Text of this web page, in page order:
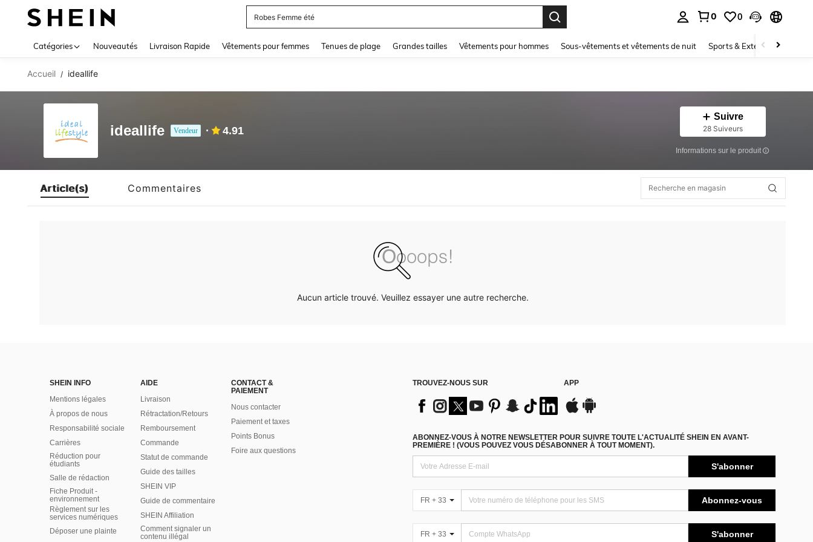
Robes Femme été
0 0
Catégories Nouveautés Livraison Rapide Vêtements pour femmes Tenues de plage Grandes tailles Vêtements pour hommes Sous-vêtements et vêtements de nuit Sports & Extérieur
Accueil / ideallife
ideallife Vendeur 4.91
Suivre
28 Suiveurs
Informations sur le produit
Article(s) Commentaires
Aucun article trouvé. Veuillez essayer une autre recherche.
SHEIN INFO
Mentions légales
À propos de nous
Responsabilité sociale
Carrières
Réduction pour
étudiants
Salle de rédaction
Fiche Produit -
environnement
Règlement sur les
services numériques
Déposer une plainte
AIDE
Livraison
Rétractation/Retours
Remboursement
Commande
Statut de commande
Guide des tailles
SHEIN VIP
Guide de commentaire
SHEIN Affiliation
Comment signaler un
contenu illégal
CONTACT &
PAIEMENT
Nous contacter
Paiement et taxes
Points Bonus
Foire aux questions
TROUVEZ-NOUS SUR APP
ABONNEZ-VOUS À NOTRE NEWSLETTER POUR SUIVRE TOUTE L'ACTUALITÉ SHEIN EN AVANT-
PREMIÈRE ! (VOUS POUVEZ VOUS DÉSABONNER À TOUT MOMENT).
S'abonner
FR + 33 Abonnez-vous
FR + 33 S'abonner